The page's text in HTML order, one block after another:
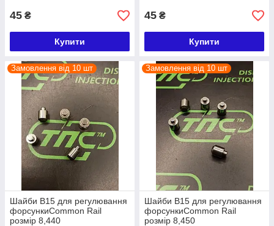
45 ₴
Купити
45 ₴
Купити
Замовлення від 10 шт
Шайби B15 для регулювання
форсункиCommon Rail
розмір 8,440
Замовлення від 10 шт
Шайби B15 для регулювання
форсункиCommon Rail
розмір 8,450